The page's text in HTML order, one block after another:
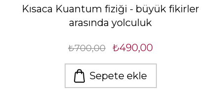
Kısaca Kuantum fiziği - büyük fikirler
arasında yolculuk
₺700,00 ₺490,00
Sepete ekle